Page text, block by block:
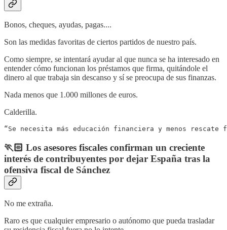
Bonos, cheques, ayudas, pagas....
Son las medidas favoritas de ciertos partidos de nuestro país.
Como siempre, se intentará ayudar al que nunca se ha interesado en
entender cómo funcionan los préstamos que firma, quitándole el
dinero al que trabaja sin descanso y sí se preocupa de sus finanzas.
Nada menos que 1.000 millones de euros.
Calderilla.
“Se necesita más educación financiera y menos rescate
🏃🏻 Los asesores fiscales confirman un creciente
interés de contribuyentes por dejar España tras la
ofensiva fiscal de Sánchez
No me extraña.
Raro es que cualquier empresario o autónomo que pueda trasladar